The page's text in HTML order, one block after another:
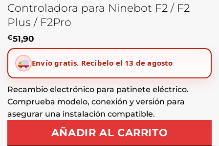
Controladora para Ninebot F2 / F2
Plus / F2Pro
€51,90
Envío gratis. Recíbelo el 13 de agosto
Recambio electrónico para patinete eléctrico.
Comprueba modelo, conexión y versión para
asegurar una instalación compatible.
AÑADIR AL CARRITO